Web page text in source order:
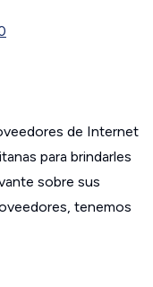
de Internet
para brindarles
sobre sus
tenemos